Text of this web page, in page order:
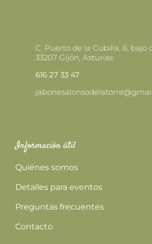
C. Puerto de la Cubilla, 6, bajo
33207 Gijón, Asturias
616 27 33 47
Información útil
Quiénes somos
Detalles para eventos
Preguntas frecuentes
Contacto